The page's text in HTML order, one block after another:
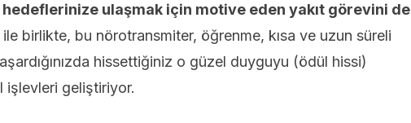
ulaşmak için motive eden yakıt görevini de
birlikte, bu nörotransmiter, öğrenme, kısa ve uzun süreli
hissettiğiniz o güzel duyguyu (ödül hissi)
işlevleri geliştiriyor.